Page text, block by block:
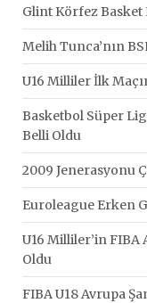
Glint Körfez Basket
Melih Tunca’nın
U16 Milliler İlk
Basketbol Süper
Belli Oldu
2009 Jenerasyonu
Euroleague Erken
U16 Milliler’in FIBA
Oldu
FIBA U18 Avrupa